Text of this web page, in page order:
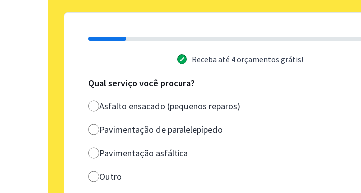
Receba até 4 orçamentos grátis!
Qual serviço você procura?
Asfalto ensacado (pequenos reparos)
Pavimentação de paralelepípedo
Pavimentação asfáltica
Outro